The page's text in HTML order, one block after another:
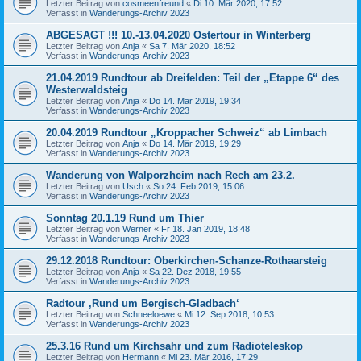
Letzter Beitrag von cosmeenfreund « Di 10. Mär 2020, 17:52
Verfasst in Wanderungs-Archiv 2023
ABGESAGT !!! 10.-13.04.2020 Ostertour in Winterberg
Letzter Beitrag von Anja « Sa 7. Mär 2020, 18:52
Verfasst in Wanderungs-Archiv 2023
21.04.2019 Rundtour ab Dreifelden: Teil der „Etappe 6“ des
Westerwaldsteig
Letzter Beitrag von Anja « Do 14. Mär 2019, 19:34
Verfasst in Wanderungs-Archiv 2023
20.04.2019 Rundtour „Kroppacher Schweiz“ ab Limbach
Letzter Beitrag von Anja « Do 14. Mär 2019, 19:29
Verfasst in Wanderungs-Archiv 2023
Wanderung von Walporzheim nach Rech am 23.2.
Letzter Beitrag von Usch « So 24. Feb 2019, 15:06
Verfasst in Wanderungs-Archiv 2023
Sonntag 20.1.19 Rund um Thier
Letzter Beitrag von Werner « Fr 18. Jan 2019, 18:48
Verfasst in Wanderungs-Archiv 2023
29.12.2018 Rundtour: Oberkirchen-Schanze-Rothaarsteig
Letzter Beitrag von Anja « Sa 22. Dez 2018, 19:55
Verfasst in Wanderungs-Archiv 2023
Radtour ‚Rund um Bergisch-Gladbach‘
Letzter Beitrag von Schneeloewe « Mi 12. Sep 2018, 10:53
Verfasst in Wanderungs-Archiv 2023
25.3.16 Rund um Kirchsahr und zum Radioteleskop
Letzter Beitrag von Hermann « Mi 23. Mär 2016, 17:29